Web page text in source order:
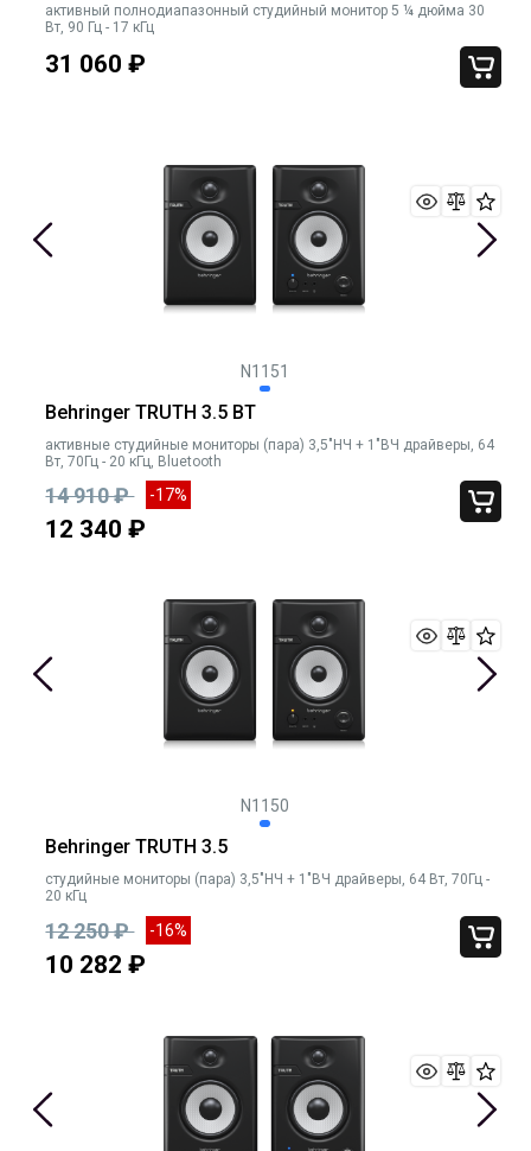
активный полнодиапазонный студийный монитор 5 ¼ дюйма 30
Вт, 90 Гц - 17 кГц
31 060 ₽
N1151
Behringer TRUTH 3.5 BT
активные студийные мониторы (пара) 3,5"НЧ + 1"ВЧ драйверы, 64
Вт, 70Гц - 20 кГц, Bluetooth
14 910 ₽ -17%
12 340 ₽
N1150
Behringer TRUTH 3.5
студийные мониторы (пара) 3,5"НЧ + 1"ВЧ драйверы, 64 Вт, 70Гц -
20 кГц
12 250 ₽ -16%
10 282 ₽